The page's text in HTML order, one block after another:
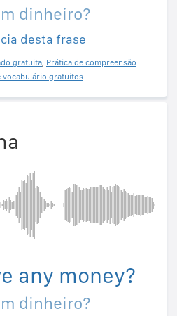
dinheiro?
desta frase
gratuita, Prática de compreensão
vocabulário gratuitos
any money?
dinheiro?